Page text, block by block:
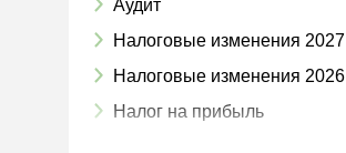
Аудит
Налоговые изменения 2027
Налоговые изменения 2026
Налог на прибыль